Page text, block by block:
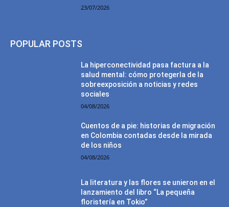
23/07/2026
POPULAR POSTS
La hiperconectividad pasa factura a la
salud mental: cómo protegerla de la
sobreexposición a noticias y redes
sociales
04/08/2026
Cuentos de a pie: historias de migración
en Colombia contadas desde la mirada
de los niños
04/08/2026
La literatura y las flores se unieron en el
lanzamiento del libro “La pequeña
floristería en Tokio”